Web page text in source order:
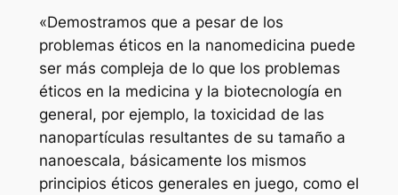
«Demostramos que a pesar de los
problemas éticos en la nanomedicina puede
ser más compleja de lo que los problemas
éticos en la medicina y la biotecnología en
general, por ejemplo, la toxicidad de las
nanopartículas resultantes de su tamaño a
nanoescala, básicamente los mismos
principios éticos generales en juego, como el